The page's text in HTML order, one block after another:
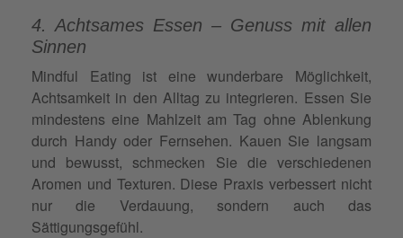
4. Achtsames Essen – Genuss mit allen
Sinnen
Mindful Eating ist eine wunderbare Möglichkeit,
Achtsamkeit in den Alltag zu integrieren. Essen Sie
mindestens eine Mahlzeit am Tag ohne Ablenkung
durch Handy oder Fernsehen. Kauen Sie langsam
und bewusst, schmecken Sie die verschiedenen
Aromen und Texturen. Diese Praxis verbessert nicht
nur die Verdauung, sondern auch das
Sättigungsgefühl.